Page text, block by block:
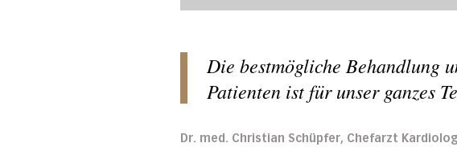
Die bestmögliche Behandlung
Patienten ist für unser ganzes
Dr. med. Christian Schüpfer, Chefarzt